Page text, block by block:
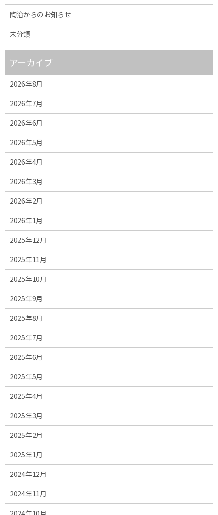
陶治からのお知らせ
未分類
アーカイブ
2026年8月
2026年7月
2026年6月
2026年5月
2026年4月
2026年3月
2026年2月
2026年1月
2025年12月
2025年11月
2025年10月
2025年9月
2025年8月
2025年7月
2025年6月
2025年5月
2025年4月
2025年3月
2025年2月
2025年1月
2024年12月
2024年11月
2024年10月